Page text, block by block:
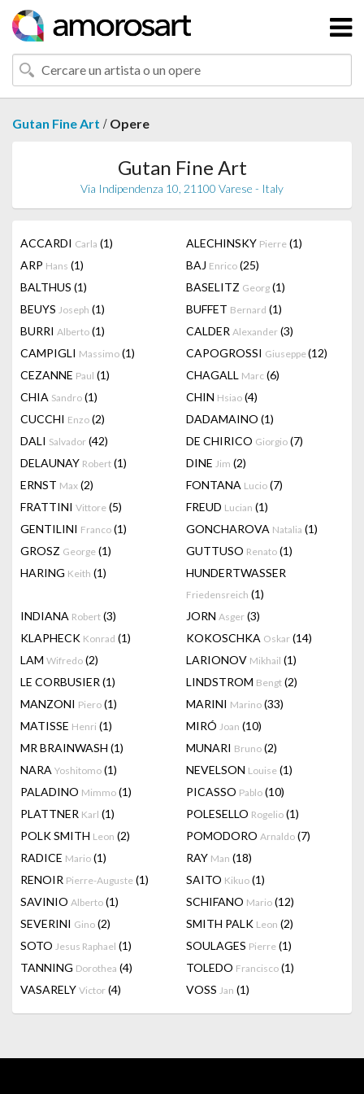
Gutan Fine Art / Opere
Gutan Fine Art
Via Indipendenza 10, 21100 Varese - Italy
ACCARDI Carla (1) ALECHINSKY Pierre (1)
ARP Hans (1) BAJ Enrico (25)
BALTHUS (1) BASELITZ Georg (1)
BEUYS Joseph (1) BUFFET Bernard (1)
BURRI Alberto (1) CALDER Alexander (3)
CAMPIGLI Massimo (1) CAPOGROSSI Giuseppe(12)
CEZANNE Paul (1) CHAGALL Marc (6)
CHIA Sandro (1) CHIN Hsiao (4)
CUCCHI Enzo (2) DADAMAINO (1)
DALI Salvador (42) DE CHIRICO Giorgio (7)
DELAUNAY Robert (1) DINE Jim (2)
ERNST Max (2) FONTANA Lucio (7)
FRATTINI Vittore (5) FREUD Lucian (1)
GENTILINI Franco (1) GONCHAROVA Natalia (1)
GROSZ George (1) GUTTUSO Renato (1)
HARING Keith (1) HUNDERTWASSER
Friedensreich (1)
INDIANA Robert (3) JORN Asger (3)
KLAPHECK Konrad (1) KOKOSCHKA Oskar (14)
LAM Wifredo (2) LARIONOV Mikhail (1)
LE CORBUSIER (1) LINDSTROM Bengt (2)
MANZONI Piero (1) MARINI Marino (33)
MATISSE Henri (1) MIRÓ Joan (10)
MR BRAINWASH (1) MUNARI Bruno (2)
NARA Yoshitomo (1) NEVELSON Louise (1)
PALADINO Mimmo (1) PICASSO Pablo (10)
PLATTNER Karl (1) POLESELLO Rogelio (1)
POLK SMITH Leon (2) POMODORO Arnaldo (7)
RADICE Mario (1) RAY Man (18)
RENOIR Pierre-Auguste (1) SAITO Kikuo (1)
SAVINIO Alberto (1) SCHIFANO Mario (12)
SEVERINI Gino (2) SMITH PALK Leon (2)
SOTO Jesus Raphael (1) SOULAGES Pierre (1)
TANNING Dorothea (4) TOLEDO Francisco (1)
VASARELY Victor (4) VOSS Jan (1)